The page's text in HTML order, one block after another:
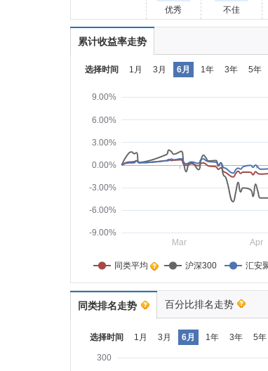
优秀
不佳
累计收益率走势
选择时间 1月 3月 6月 1年 3年 5年
-9.00%
-6.00%
-3.00%
0.00%
3.00%
6.00%
9.00%
Mar Apr
同类平均 沪深300 汇安
同类排名走势 百分比排名走势
选择时间 1月 3月 6月 1年 3年 5年
300